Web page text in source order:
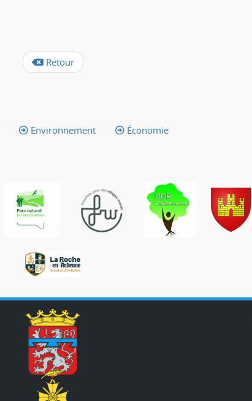
Retour
Environnement Économie